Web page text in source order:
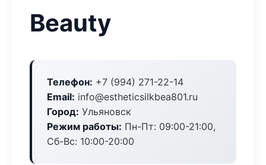
Beauty
Телефон: +7 (994) 271-22-14
Email: info@estheticsilkbea801.ru
Город: Ульяновск
Режим работы: Пн-Пт: 09:00-21:00,
Сб-Вс: 10:00-20:00